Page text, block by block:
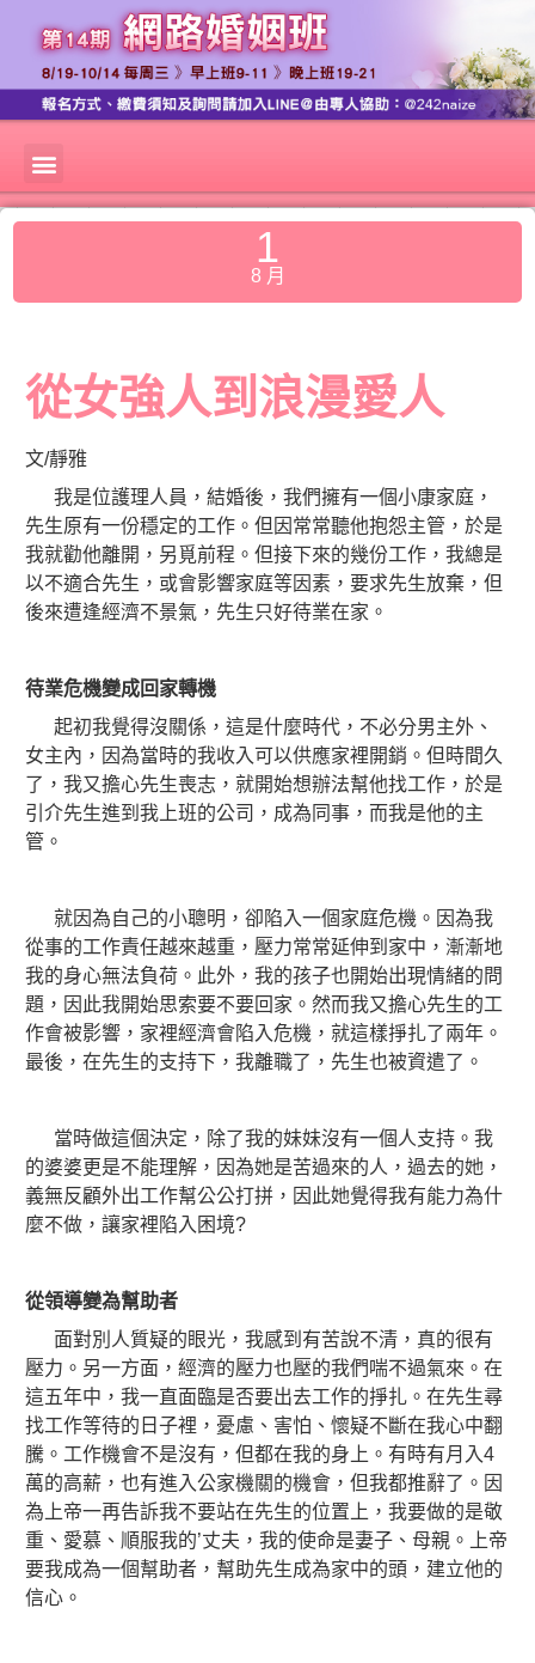
1
8 月
從女強人到浪漫愛人
文/靜雅
我是位護理人員，結婚後，我們擁有一個小康家庭，
先生原有一份穩定的工作。但因常常聽他抱怨主管，於是
我就勸他離開，另覓前程。但接下來的幾份工作，我總是
以不適合先生，或會影響家庭等因素，要求先生放棄，但
後來遭逢經濟不景氣，先生只好待業在家。
待業危機變成回家轉機
起初我覺得沒關係，這是什麼時代，不必分男主外、
女主內，因為當時的我收入可以供應家裡開銷。但時間久
了，我又擔心先生喪志，就開始想辦法幫他找工作，於是
引介先生進到我上班的公司，成為同事，而我是他的主
管。
就因為自己的小聰明，卻陷入一個家庭危機。因為我
從事的工作責任越來越重，壓力常常延伸到家中，漸漸地
我的身心無法負荷。此外，我的孩子也開始出現情緒的問
題，因此我開始思索要不要回家。然而我又擔心先生的工
作會被影響，家裡經濟會陷入危機，就這樣掙扎了兩年。
最後，在先生的支持下，我離職了，先生也被資遣了。
當時做這個決定，除了我的妹妹沒有一個人支持。我
的婆婆更是不能理解，因為她是苦過來的人，過去的她，
義無反顧外出工作幫公公打拼，因此她覺得我有能力為什
麼不做，讓家裡陷入困境?
從領導變為幫助者
面對別人質疑的眼光，我感到有苦說不清，真的很有
壓力。另一方面，經濟的壓力也壓的我們喘不過氣來。在
這五年中，我一直面臨是否要出去工作的掙扎。在先生尋
找工作等待的日子裡，憂慮、害怕、懷疑不斷在我心中翻
騰。工作機會不是沒有，但都在我的身上。有時有月入4
萬的高薪，也有進入公家機關的機會，但我都推辭了。因
為上帝一再告訴我不要站在先生的位置上，我要做的是敬
重、愛慕、順服我的’丈夫，我的使命是妻子、母親。上帝
要我成為一個幫助者，幫助先生成為家中的頭，建立他的
信心。